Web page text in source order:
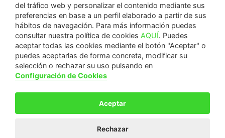
NextGenerationEU
La Fundación Séneca-Agencia de Ciencia y Tecnología de la Región de Murcia es una
entidad sin ánimo de lucro, bajo forma de fundación del sector público autonómico, inscrita
con el número 1-15 en el Registro de Fundaciones de la Región de Murcia.
del tráfico web y personalizar el contenido mediante sus
preferencias en base a un perfil elaborado a partir de sus
hábitos de navegación. Para más información puedes
consultar nuestra política de cookies AQUÍ. Puedes
aceptar todas las cookies mediante el botón "Aceptar" o
puedes aceptarlas de forma concreta, modificar su
selección o rechazar su uso pulsando en
Configuración de Cookies
Aceptar
Rechazar